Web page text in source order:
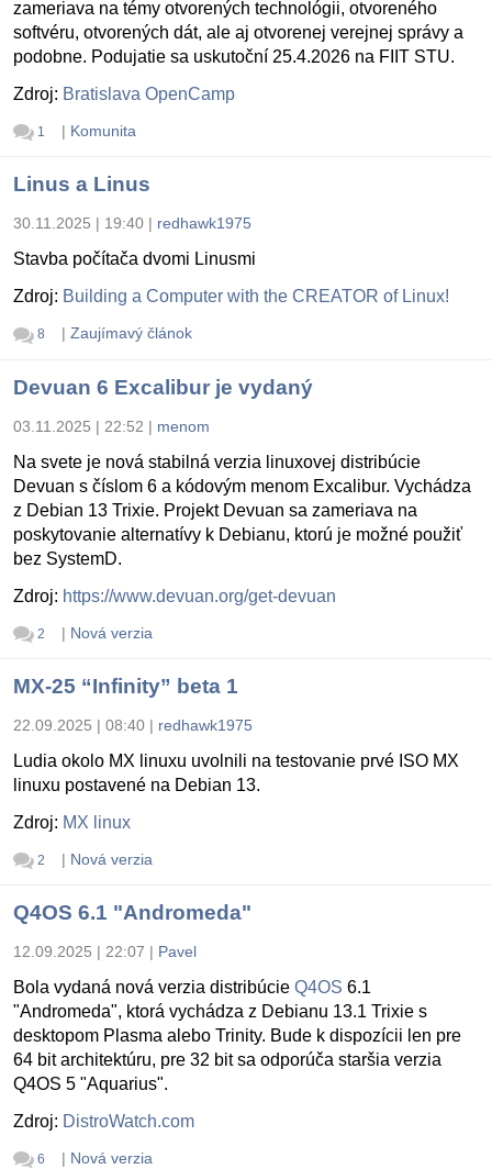
zameriava na témy otvorených technológii, otvoreného
softvéru, otvorených dát, ale aj otvorenej verejnej správy a
podobne. Podujatie sa uskutoční 25.4.2026 na FIIT STU.
Zdroj: Bratislava OpenCamp
1 | Komunita
Linus a Linus
30.11.2025 | 19:40 | redhawk1975
Stavba počítača dvomi Linusmi
Zdroj: Building a Computer with the CREATOR of Linux!
8 | Zaujímavý článok
Devuan 6 Excalibur je vydaný
03.11.2025 | 22:52 | menom
Na svete je nová stabilná verzia linuxovej distribúcie
Devuan s číslom 6 a kódovým menom Excalibur. Vychádza
z Debian 13 Trixie. Projekt Devuan sa zameriava na
poskytovanie alternatívy k Debianu, ktorú je možné použiť
bez SystemD.
Zdroj: https://www.devuan.org/get-devuan
2 | Nová verzia
MX-25 “Infinity” beta 1
22.09.2025 | 08:40 | redhawk1975
Ludia okolo MX linuxu uvolnili na testovanie prvé ISO MX
linuxu postavené na Debian 13.
Zdroj: MX linux
2 | Nová verzia
Q4OS 6.1 "Andromeda"
12.09.2025 | 22:07 | Pavel
Bola vydaná nová verzia distribúcie Q4OS 6.1
"Andromeda", ktorá vychádza z Debianu 13.1 Trixie s
desktopom Plasma alebo Trinity. Bude k dispozícii len pre
64 bit architektúru, pre 32 bit sa odporúča staršia verzia
Q4OS 5 "Aquarius".
Zdroj: DistroWatch.com
6 | Nová verzia